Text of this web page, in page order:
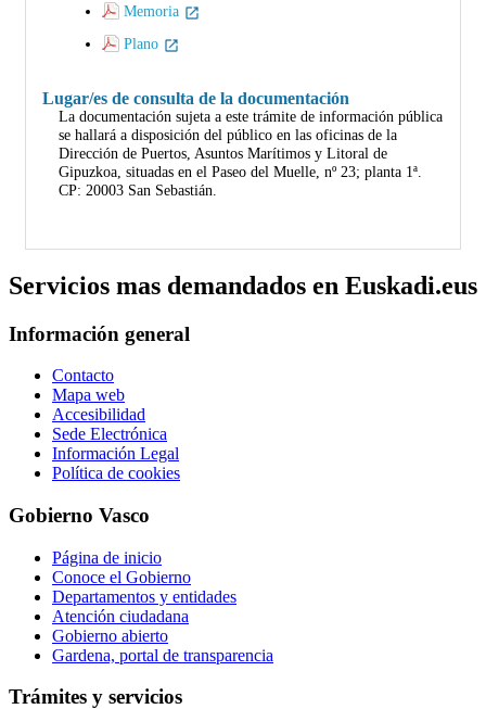
Memoria
Plano
Lugar/es de consulta de la documentación
La documentación sujeta a este trámite de información pública
se hallará a disposición del público en las oficinas de la
Dirección de Puertos, Asuntos Marítimos y Litoral de
Gipuzkoa, situadas en el Paseo del Muelle, nº 23; planta 1ª.
CP: 20003 San Sebastián.
Servicios mas demandados en Euskadi.eus
Información general
Contacto
Mapa web
Accesibilidad
Sede Electrónica
Información Legal
Política de cookies
Gobierno Vasco
Página de inicio
Conoce el Gobierno
Departamentos y entidades
Atención ciudadana
Gobierno abierto
Gardena, portal de transparencia
Trámites y servicios